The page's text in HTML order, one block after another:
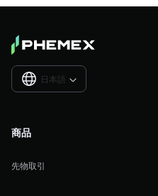
日本語 
商品
先物取引